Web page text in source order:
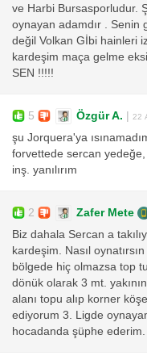
ve Harbi Bursasporludur.
oynayan adamdır . Senin
değil Volkan Gİbi hainleri
kardeşim maça gelme
SEN !!!!!
5 Özgür A. 22
şu Jorquera'ya
forvettede sercan
inş. yanılırım
2 Zafer Mete
Biz dahala Sercan a
kardeşim. Nasıl
bölgede hiç olmazsa top
dönük olarak 3 mt.
alanı topu alıp korner
ediyorum 3. Ligde
hocadanda şüphe ederim.